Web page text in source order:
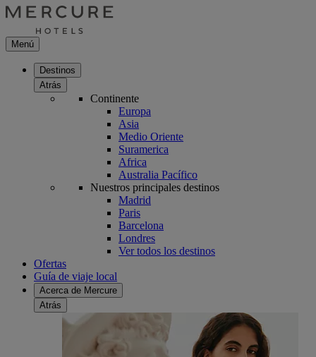
Menú
Destinos
Atrás
Continente
Europa
Asia
Medio Oriente
Suramerica
Africa
Australia Pacífico
Nuestros principales destinos
Madrid
Paris
Barcelona
Londres
Ver todos los destinos
Ofertas
Guía de viaje local
Acerca de Mercure
Atrás